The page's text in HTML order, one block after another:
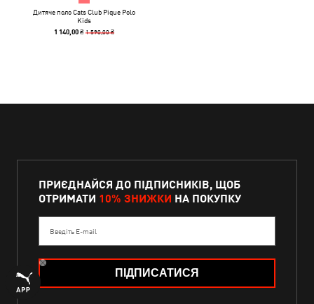
Дитяче поло Cats Club Pique Polo
Kids
1 140,00 ₴1 590,00 ₴
ПРИЄДНАЙСЯ ДО ПІДПИСНИКІВ, ЩОБ
ОТРИМАТИ 10% ЗНИЖКИ НА ПОКУПКУ
Введіть E-mail
ПІДПИСАТИСЯ